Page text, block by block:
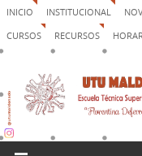
INICIO INSTITUCIONAL
CURSOS
RECURSOS